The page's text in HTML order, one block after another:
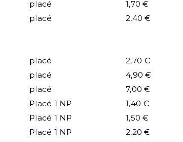
placé
1,70 €
placé 2,40 €
placé
2,70 €
placé
4,90 €
placé
7,00 €
Placé 1 NP
1,40 €
Placé 1 NP
1,50 €
Placé 1 NP 2,20 €